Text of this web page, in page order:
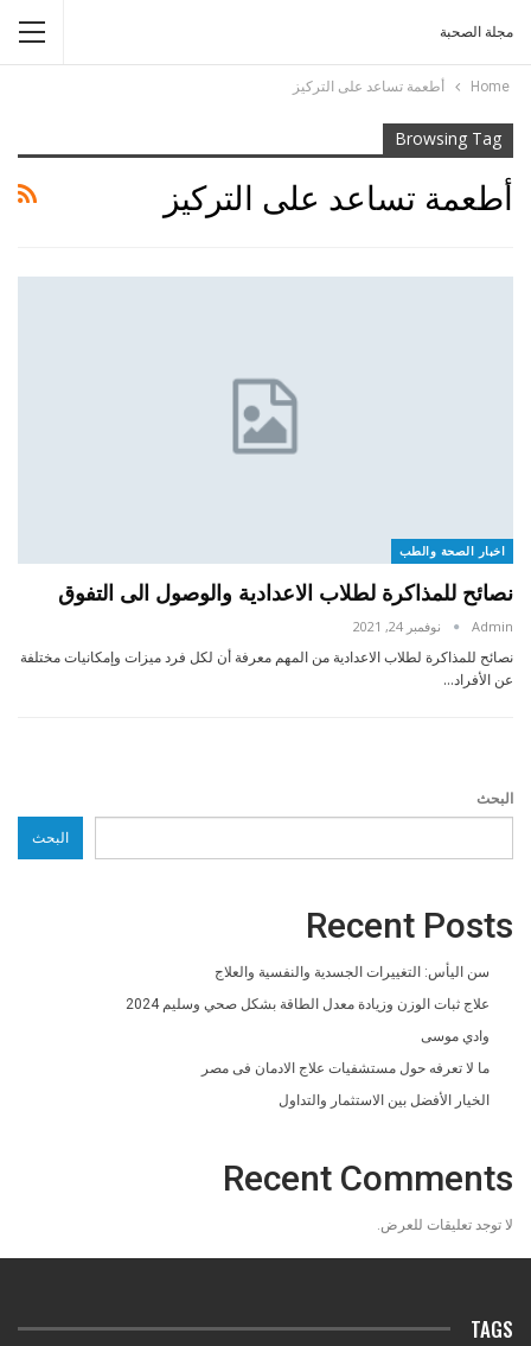
مجلة الصحبة
Home أطعمة تساعد على التركيز
Browsing Tag
أطعمة تساعد على التركيز
اخبار الصحة والطب
نصائح للمذاكرة لطلاب الاعدادية والوصول الى التفوق
Admin نوفمبر 24, 2021
نصائح للمذاكرة لطلاب الاعدادية من المهم معرفة أن لكل فرد ميزات وإمكانيات مختلفة
عن الأفراد…
البحث
البحث
Recent Posts
سن اليأس: التغييرات الجسدية والنفسية والعلاج
علاج ثبات الوزن وزيادة معدل الطاقة بشكل صحي وسليم 2024
وادي موسى
ما لا تعرفه حول مستشفيات علاج الادمان فى مصر
الخيار الأفضل بين الاستثمار والتداول
Recent Comments
لا توجد تعليقات للعرض.
TAGS